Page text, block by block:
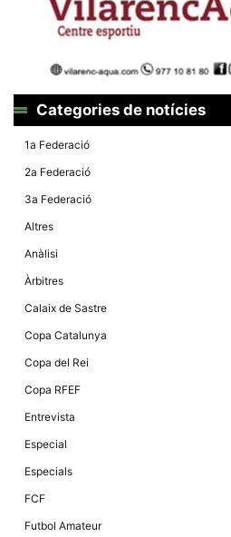
Categories de notícies
1a Federació
2a Federació
3a Federació
Altres
Anàlisi
Àrbitres
Calaix de Sastre
Copa Catalunya
Copa del Rei
Copa RFEF
Entrevista
Especial
Especials
FCF
Futbol Amateur